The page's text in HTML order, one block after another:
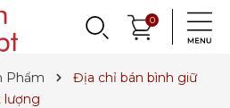
0
NỒI, CHẢO
DAO, KÉO
KIỆN & TRANG
BÀN ĂN
KIỆN BẾP
CỤ LÀM BÁNH
& MÌ Ý
BÌNH NƯỚC,
KIỆN RƯỢU
MỤC KHÁC
Phẩm
Địa chỉ bán bình giữ
lượng